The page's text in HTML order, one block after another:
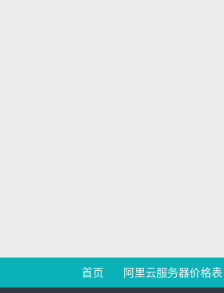
首页 阿里云服务器价格表